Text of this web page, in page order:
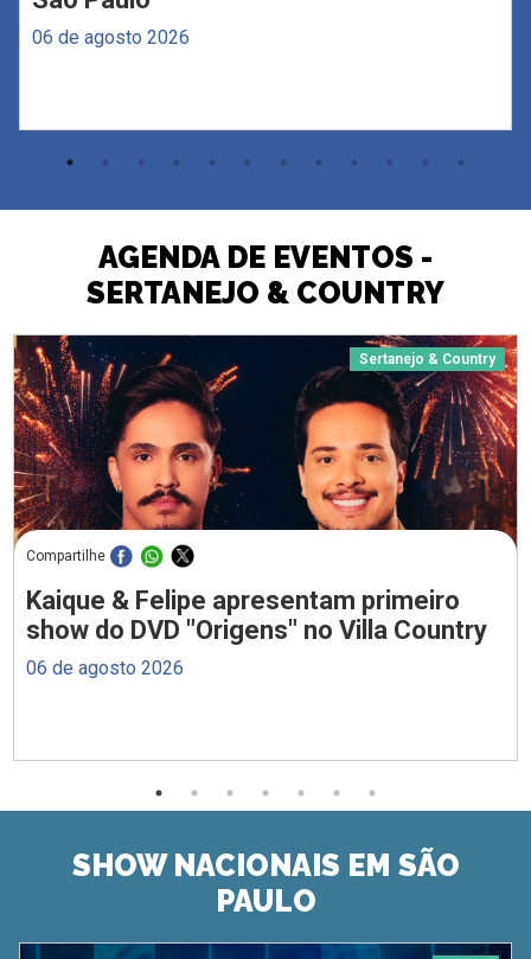
06 de agosto 2026
AGENDA DE EVENTOS -
SERTANEJO & COUNTRY
Sertanejo & Country
Compartilhe
Kaique & Felipe apresentam primeiro
show do DVD "Origens" no Villa Country
06 de agosto 2026
SHOW NACIONAIS EM SÃO
PAULO